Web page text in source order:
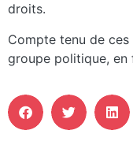
droits.
Compte tenu de ces
groupe politique,